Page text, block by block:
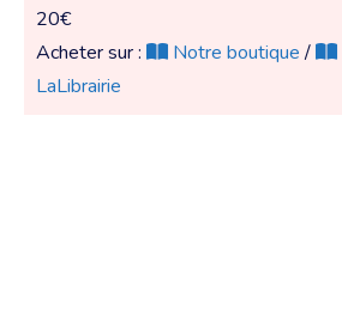
20€
Acheter sur :
Notre boutique/
LaLibrairie